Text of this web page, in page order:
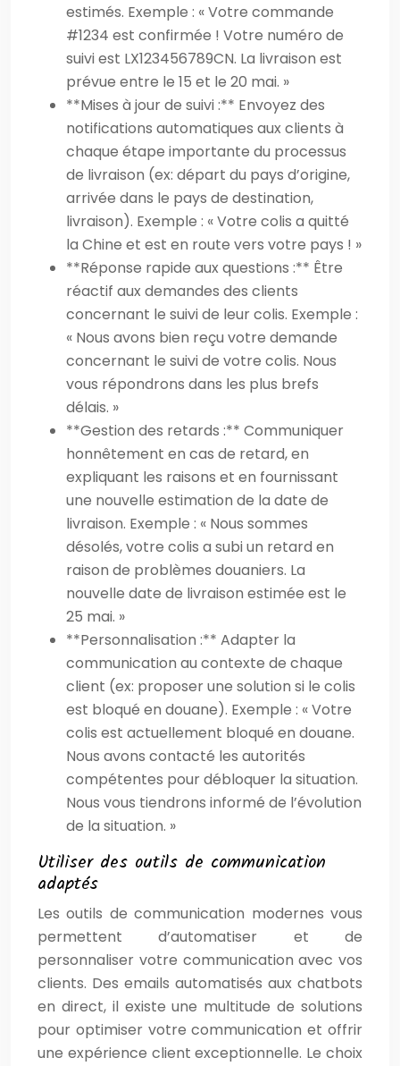
estimés. Exemple : « Votre commande
#1234 est confirmée ! Votre numéro de
suivi est LX123456789CN. La livraison est
prévue entre le 15 et le 20 mai. »
**Mises à jour de suivi :** Envoyez des
notifications automatiques aux clients à
chaque étape importante du processus
de livraison (ex: départ du pays d’origine,
arrivée dans le pays de destination,
livraison). Exemple : « Votre colis a quitté
la Chine et est en route vers votre pays ! »
**Réponse rapide aux questions :** Être
réactif aux demandes des clients
concernant le suivi de leur colis. Exemple :
« Nous avons bien reçu votre demande
concernant le suivi de votre colis. Nous
vous répondrons dans les plus brefs
délais. »
**Gestion des retards :** Communiquer
honnêtement en cas de retard, en
expliquant les raisons et en fournissant
une nouvelle estimation de la date de
livraison. Exemple : « Nous sommes
désolés, votre colis a subi un retard en
raison de problèmes douaniers. La
nouvelle date de livraison estimée est le
25 mai. »
**Personnalisation :** Adapter la
communication au contexte de chaque
client (ex: proposer une solution si le colis
est bloqué en douane). Exemple : « Votre
colis est actuellement bloqué en douane.
Nous avons contacté les autorités
compétentes pour débloquer la situation.
Nous vous tiendrons informé de l’évolution
de la situation. »
Utiliser des outils de communication
adaptés
Les outils de communication modernes vous
permettent d’automatiser et de
personnaliser votre communication avec vos
clients. Des emails automatisés aux chatbots
en direct, il existe une multitude de solutions
pour optimiser votre communication et offrir
une expérience client exceptionnelle. Le choix